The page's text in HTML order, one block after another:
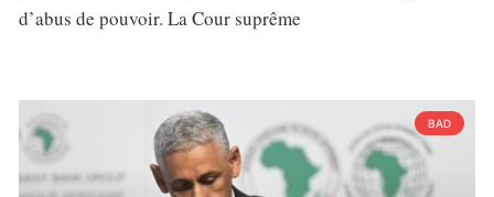
d’abus de pouvoir. La Cour suprême
BAD